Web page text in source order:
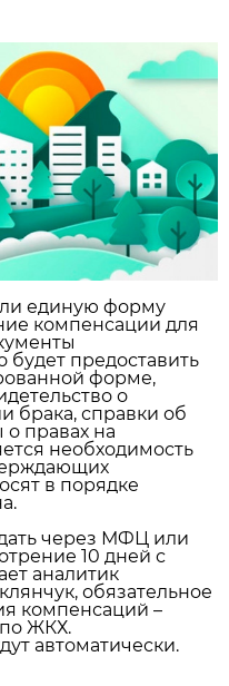
единую форму
компенсации для
предоставить
форме,
о
брака, справки об
правах на
необходимость
в порядке
через МФЦ или
10 дней с
аналитик
обязательное
компенсаций –
по ЖКХ.
автоматически.